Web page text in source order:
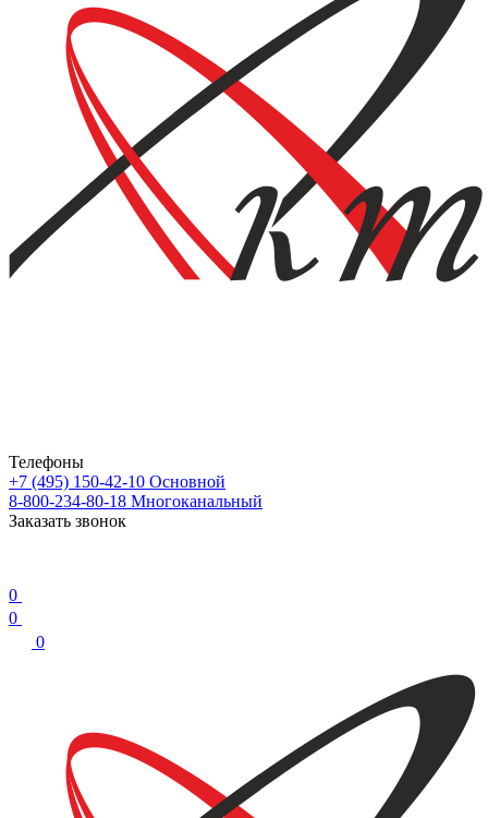
Телефоны
+7 (495) 150-42-10 Основной
8-800-234-80-18 Многоканальный
Заказать звонок
0
0
0